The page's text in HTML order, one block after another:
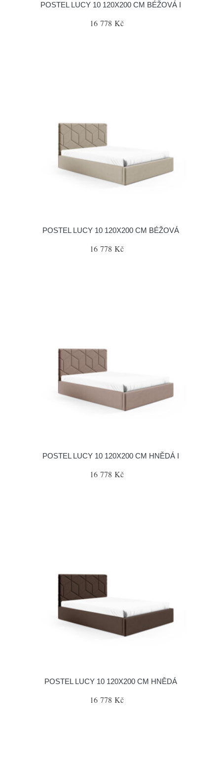
POSTEL LUCY 10 120X200 CM BÉŽOVÁ I
16 778 Kč
POSTEL LUCY 10 120X200 CM BÉŽOVÁ
16 778 Kč
POSTEL LUCY 10 120X200 CM HNĚDÁ I
16 778 Kč
POSTEL LUCY 10 120X200 CM HNĚDÁ
16 778 Kč